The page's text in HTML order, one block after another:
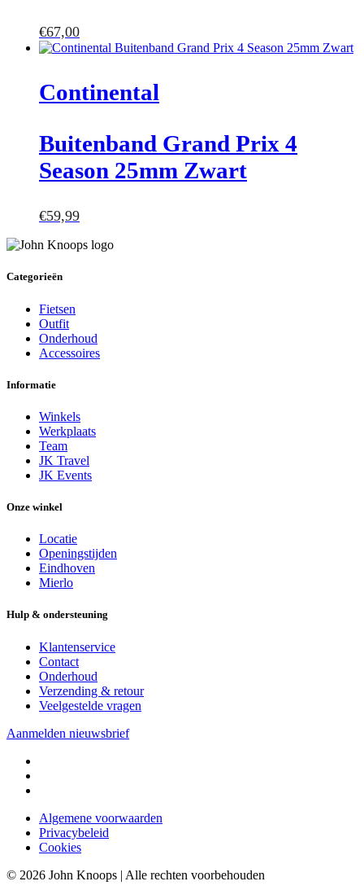
€67,00
Continental
Buitenband Grand Prix 4
Season 25mm Zwart
€59,99
Categorieën
Fietsen
Outfit
Onderhoud
Accessoires
Informatie
Winkels
Werkplaats
Team
JK Travel
JK Events
Onze winkel
Locatie
Openingstijden
Eindhoven
Mierlo
Hulp & ondersteuning
Klantenservice
Contact
Onderhoud
Verzending & retour
Veelgestelde vragen
Aanmelden nieuwsbrief
Algemene voorwaarden
Privacybeleid
Cookies
© 2026 John Knoops | Alle rechten voorbehouden